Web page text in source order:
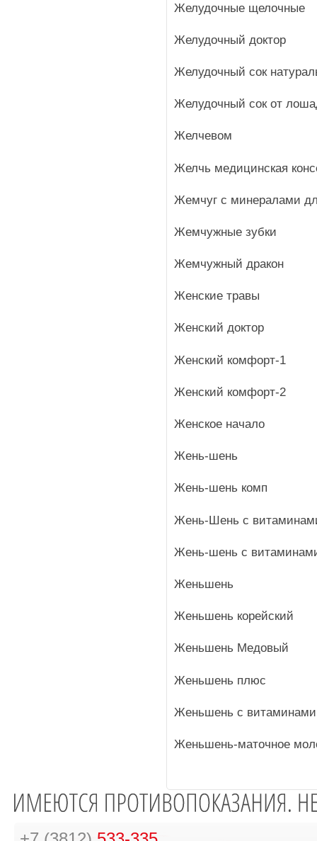
Желудочные щелочные
Желудочный доктор
Желудочный сок
Желудочный сок от
Желчевом
Желчь медицинская
Жемчуг с минералами
Жемчужные зубки
Жемчужный дракон
Женские травы
Женский доктор
Женский комфорт-1
Женский комфорт-2
Женское начало
Жень-шень
Жень-шень комп
Жень-Шень с
Жень-шень с
Женьшень
Женьшень корейский
Женьшень Медовый
Женьшень плюс
Женьшень с
Женьшень-маточное